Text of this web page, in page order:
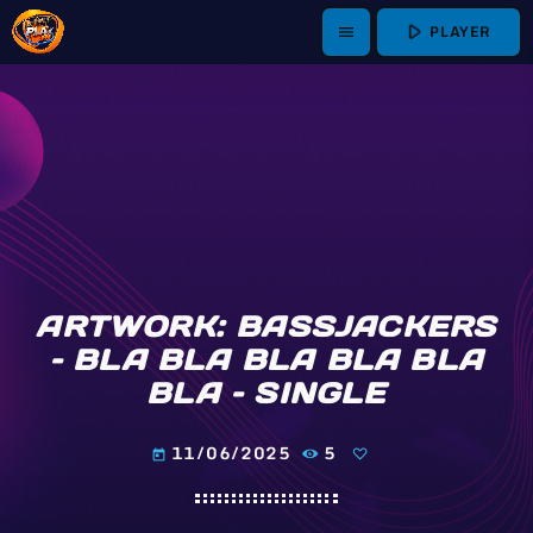
menu play_arrow PLAYER
ARTWORK: BASSJACKERS
– BLA BLA BLA BLA BLA
BLA – SINGLE
today 11/06/2025 5